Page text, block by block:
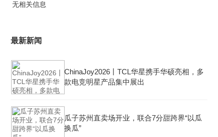
无相关信息
最新新闻
ChinaJoy2026丨TCL华星携手华硕亮相，多
款电竞明星产品集中展出
瓜子苏州直卖场开业，联合7分甜跨界“以瓜
换瓜”